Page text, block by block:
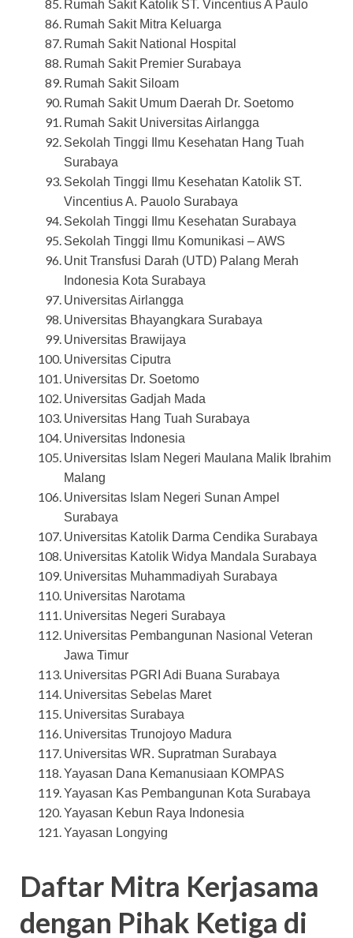
Rumah Sakit Katolik ST. Vincentius A Paulo
Rumah Sakit Mitra Keluarga
Rumah Sakit National Hospital
Rumah Sakit Premier Surabaya
Rumah Sakit Siloam
Rumah Sakit Umum Daerah Dr. Soetomo
Rumah Sakit Universitas Airlangga
Sekolah Tinggi Ilmu Kesehatan Hang Tuah
Surabaya
Sekolah Tinggi Ilmu Kesehatan Katolik ST.
Vincentius A. Pauolo Surabaya
Sekolah Tinggi Ilmu Kesehatan Surabaya
Sekolah Tinggi Ilmu Komunikasi – AWS
Unit Transfusi Darah (UTD) Palang Merah
Indonesia Kota Surabaya
Universitas Airlangga
Universitas Bhayangkara Surabaya
Universitas Brawijaya
Universitas Ciputra
Universitas Dr. Soetomo
Universitas Gadjah Mada
Universitas Hang Tuah Surabaya
Universitas Indonesia
Universitas Islam Negeri Maulana Malik Ibrahim
Malang
Universitas Islam Negeri Sunan Ampel
Surabaya
Universitas Katolik Darma Cendika Surabaya
Universitas Katolik Widya Mandala Surabaya
Universitas Muhammadiyah Surabaya
Universitas Narotama
Universitas Negeri Surabaya
Universitas Pembangunan Nasional Veteran
Jawa Timur
Universitas PGRI Adi Buana Surabaya
Universitas Sebelas Maret
Universitas Surabaya
Universitas Trunojoyo Madura
Universitas WR. Supratman Surabaya
Yayasan Dana Kemanusiaan KOMPAS
Yayasan Kas Pembangunan Kota Surabaya
Yayasan Kebun Raya Indonesia
Yayasan Longying
Daftar Mitra Kerjasama
dengan Pihak Ketiga di